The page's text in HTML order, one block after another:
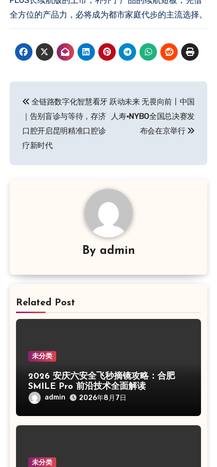
全方位的产品力，必将成为都市家庭代步的主流选择。
导
航
全链路数字化智慧看牙
｜告别盲诊与等待，存济
口腔开启昆明精准口腔诊
疗新时代
跃动未来 无畏向前丨中国
人寿·NYBO全国总决赛发
布会在京举行
By admin
Related Post
未分类
2026 安庆六安全飞秒摘镜攻略：合肥
SMILE Pro 前沿技术全面解读
admin 2026年8月7日
未分类